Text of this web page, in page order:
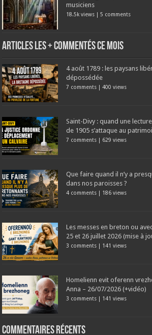
musiciens
18.5k views |5 comments
Articles les + commentés ce mois
4 août 1789 : les paysans
dépossédée
7 comments |400 views
Saint-Divy : quand une
de 1905 s’attaque au
7 comments | 629 views
Que faire quand il n’y a
dans nos paroisses ?
4 comments | 186 views
Les messes en breton ou
25 et 26 juillet 2026 (mise à
3 comments | 141 views
Homelienn evit oferenn
Anna – 26/07/2026 (+vidéo)
3 comments | 141 views
Commentaires récents